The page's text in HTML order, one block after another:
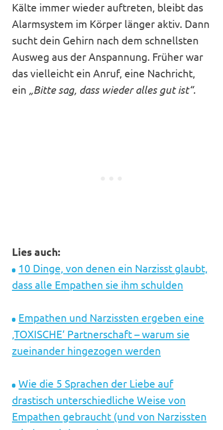
Kälte immer wieder auftreten, bleibt das
Alarmsystem im Körper länger aktiv. Dann
sucht dein Gehirn nach dem schnellsten
Ausweg aus der Anspannung. Früher war
das vielleicht ein Anruf, eine Nachricht,
ein „Bitte sag, dass wieder alles gut ist“.
Lies auch:
10 Dinge, von denen ein Narzisst glaubt,
dass alle Empathen sie ihm schulden
Empathen und Narzissten ergeben eine
‚TOXISCHE‘ Partnerschaft – warum sie
zueinander hingezogen werden
Wie die 5 Sprachen der Liebe auf
drastisch unterschiedliche Weise von
Empathen gebraucht (und von Narzissten